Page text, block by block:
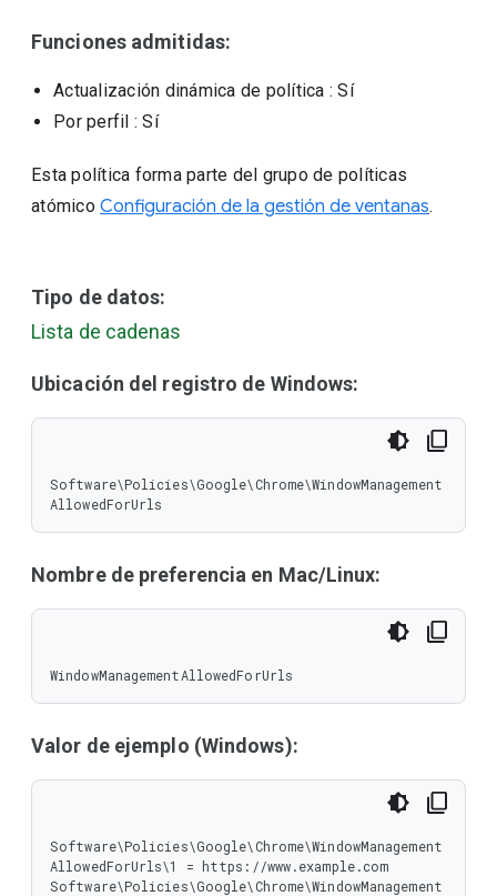
Funciones admitidas:
Actualización dinámica de política : Sí
Por perfil : Sí
Esta política forma parte del grupo de políticas
atómicoConfiguración de la gestión de ventanas.
Tipo de datos:
Lista de cadenas
Ubicación del registro de Windows:
Software\Policies\Google\Chrome\WindowManagement
AllowedForUrls
Nombre de preferencia en Mac/Linux:
WindowManagementAllowedForUrls
Valor de ejemplo (Windows):
Software\Policies\Google\Chrome\WindowManagement
AllowedForUrls\1 = https://www.example.com
Software\Policies\Google\Chrome\WindowManagement